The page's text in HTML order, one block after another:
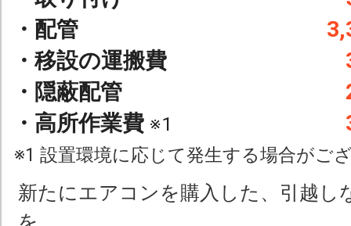
・配管
・移設の運搬費
・隠蔽配管
・高所作業費 ※1
※1 設置環境に応じて発生する場合がご
新たにエアコンを購入した、引越し